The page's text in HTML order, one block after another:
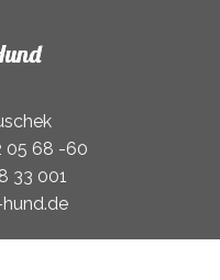
05 68 -60
33 001